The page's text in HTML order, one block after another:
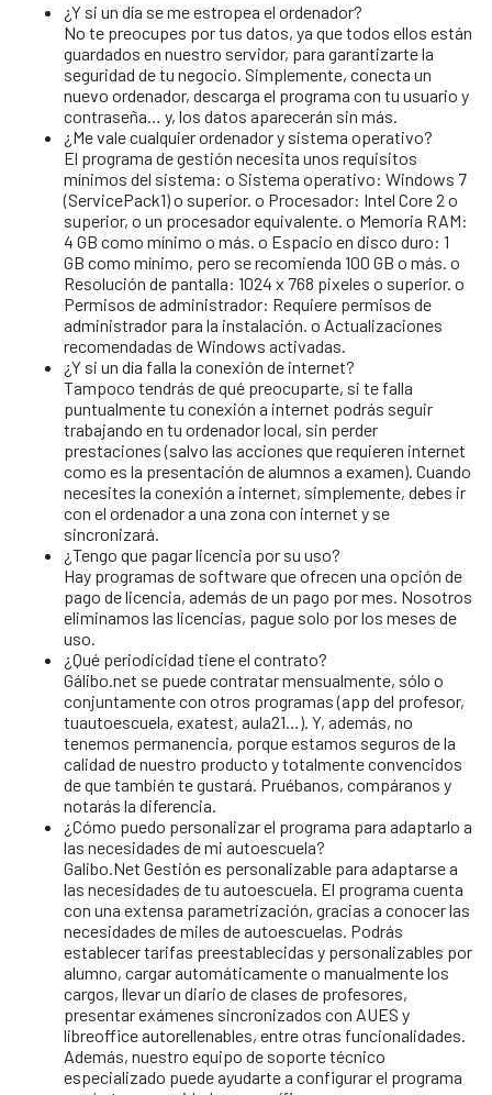
¿Y si un día se me estropea el ordenador?
No te preocupes por tus datos, ya que todos ellos están
guardados en nuestro servidor, para garantizarte la
seguridad de tu negocio. Simplemente, conecta un
nuevo ordenador, descarga el programa con tu usuario y
contraseña… y, los datos aparecerán sin más.
¿Me vale cualquier ordenador y sistema operativo?
El programa de gestión necesita unos requisitos
mínimos del sistema: o Sistema operativo: Windows 7
(ServicePack1) o superior. o Procesador: Intel Core 2 o
superior, o un procesador equivalente. o Memoria RAM:
4 GB como mínimo o más. o Espacio en disco duro: 1
GB como mínimo, pero se recomienda 100 GB o más. o
Resolución de pantalla: 1024 x 768 pixeles o superior. o
Permisos de administrador: Requiere permisos de
administrador para la instalación. o Actualizaciones
recomendadas de Windows activadas.
¿Y si un día falla la conexión de internet?
Tampoco tendrás de qué preocuparte, si te falla
puntualmente tu conexión a internet podrás seguir
trabajando en tu ordenador local, sin perder
prestaciones (salvo las acciones que requieren internet
como es la presentación de alumnos a examen). Cuando
necesites la conexión a internet, simplemente, debes ir
con el ordenador a una zona con internet y se
sincronizará.
¿Tengo que pagar licencia por su uso?
Hay programas de software que ofrecen una opción de
pago de licencia, además de un pago por mes. Nosotros
eliminamos las licencias, pague solo por los meses de
uso.
¿Qué periodicidad tiene el contrato?
Gálibo.net se puede contratar mensualmente, sólo o
conjuntamente con otros programas (app del profesor,
tuautoescuela, exatest, aula21…). Y, además, no
tenemos permanencia, porque estamos seguros de la
calidad de nuestro producto y totalmente convencidos
de que también te gustará. Pruébanos, compáranos y
notarás la diferencia.
¿Cómo puedo personalizar el programa para adaptarlo a
las necesidades de mi autoescuela?
Galibo.Net Gestión es personalizable para adaptarse a
las necesidades de tu autoescuela. El programa cuenta
con una extensa parametrización, gracias a conocer las
necesidades de miles de autoescuelas. Podrás
establecer tarifas preestablecidas y personalizables por
alumno, cargar automáticamente o manualmente los
cargos, llevar un diario de clases de profesores,
presentar exámenes sincronizados con AUES y
libreoffice autorellenables, entre otras funcionalidades.
Además, nuestro equipo de soporte técnico
especializado puede ayudarte a configurar el programa